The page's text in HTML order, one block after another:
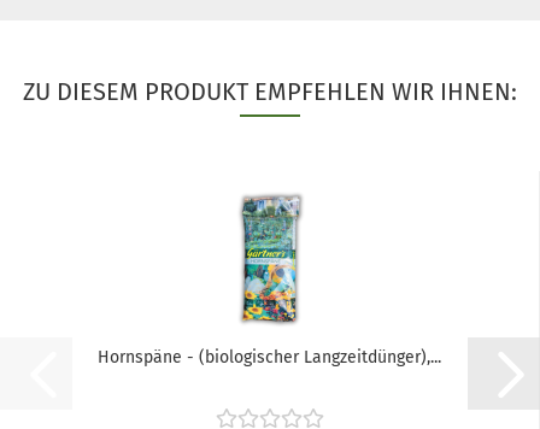
ZU DIESEM PRODUKT EMPFEHLEN WIR IHNEN:
Hornspäne - (biologischer Langzeitdünger),...